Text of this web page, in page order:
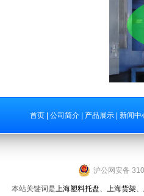
首页 公司简介 产品展示 新闻中
本站关键词是上海塑料托盘、 上海货架、
沪公网安备